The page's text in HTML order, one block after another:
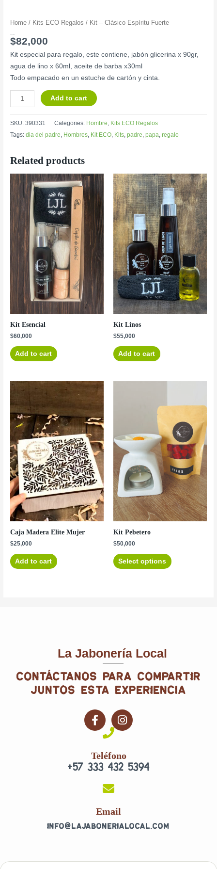
Home / Kits ECO Regalos / Kit – Clásico Espíritu Fuerte
$82,000
Kit especial para regalo, este contiene, jabón glicerina x 90gr,
agua de lino x 60ml, aceite de barba x30ml
Todo empacado en un estuche de cartón y cinta.
Add to cart
SKU:390331 Categories: Hombre, Kits ECO Regalos
Tags:dia del padre, Hombres, Kit ECO, Kits,padre,papa,regalo
Related products
Kit Esencial
$60,000
Add to cart
Kit Linos
$55,000
Add to cart
Caja Madera Elite Mujer
$25,000
Add to cart
Kit Pebetero
$50,000
Select options
La Jabonería Local
contáctanos para compartir
juntos esta experiencia
F
a
b
o
f
I
n
a
g
Teléfono
+57 333 432 5394
Email
info@lajabonerialocal.com